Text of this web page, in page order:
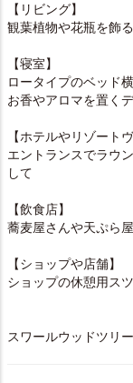
【リビング】
観葉植物や花瓶を飾
【寝室】
ロータイプのベッド
お香やアロマを置く
【ホテルやリゾートヴ
エントランスでラウ
して
【飲食店】
蕎麦屋さんや天ぷら
【ショップや店舗】
ショップの休憩用ス
スワールウッドツリ